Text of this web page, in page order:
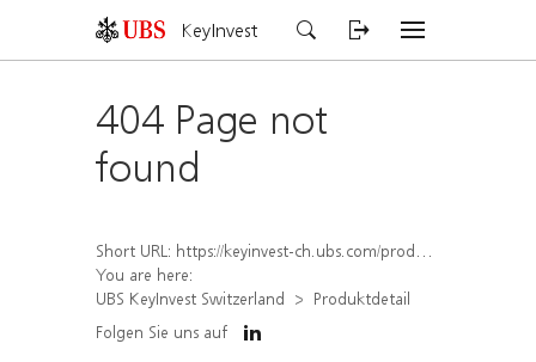
KeyInvest
404 Page not
found
Short URL: https://keyinvest-ch.ubs.com/produkt/detail/index/isin/CH1581940769
You are here:
UBS KeyInvest Switzerland
Produktdetail
Folgen Sie uns auf